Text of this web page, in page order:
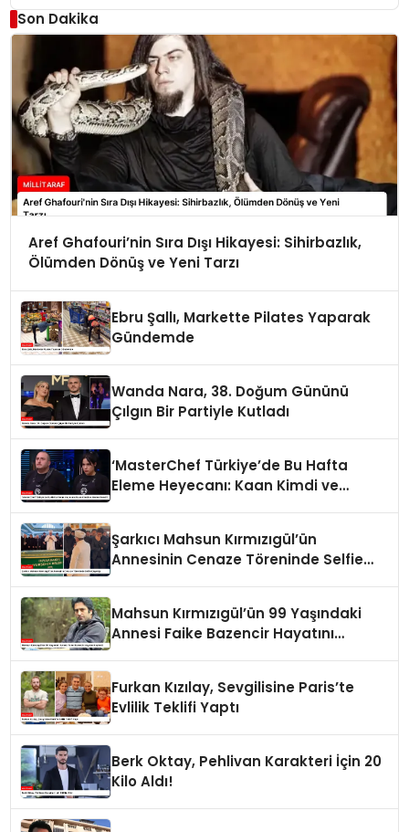
Son Dakika
Aref Ghafouri’nin Sıra Dışı Hikayesi: Sihirbazlık,
Ölümden Dönüş ve Yeni Tarzı
Ebru Şallı, Markette Pilates Yaparak
Gündemde
Wanda Nara, 38. Doğum Gününü
Çılgın Bir Partiyle Kutladı
‘MasterChef Türkiye’de Bu Hafta
Eleme Heyecanı: Kaan Kimdi ve
Şarkıcı Mahsun Kırmızıgül’ün
Annesinin Cenaze Töreninde Selfie
Mahsun Kırmızıgül’ün 99 Yaşındaki
Annesi Faike Bazencir Hayatını
Furkan Kızılay, Sevgilisine Paris’te
Evlilik Teklifi Yaptı
Berk Oktay, Pehlivan Karakteri İçin 20
Kilo Aldı!